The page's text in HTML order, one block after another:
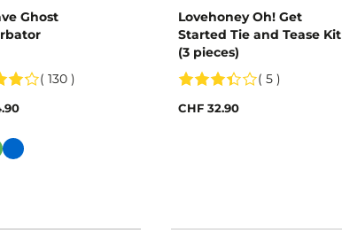
Ghost
( 130 )
Lovehoney Oh! Get
Started Tie and Tease Kit
(3 pieces)
( 5 )
CHF 32.90